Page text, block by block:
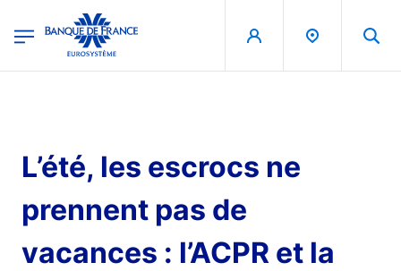
Banque de France - Menu Principal
L’été, les escrocs ne
prennent pas de
vacances : l’ACPR et la